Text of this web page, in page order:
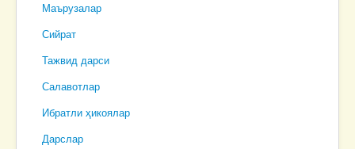
Маърузалар
Сийрат
Тажвид дарси
Салавотлар
Ибратли ҳикоялар
Дарслар